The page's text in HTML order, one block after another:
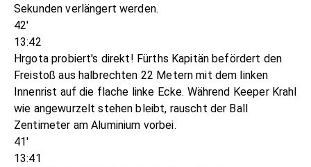
Sekunden verlängert werden.
42'
13:42
Hrgota probiert's direkt! Fürths Kapitän befördert den
Freistoß aus halbrechten 22 Metern mit dem linken
Innenrist auf die flache linke Ecke. Während Keeper Krahl
wie angewurzelt stehen bleibt, rauscht der Ball
Zentimeter am Aluminium vorbei.
41'
13:41